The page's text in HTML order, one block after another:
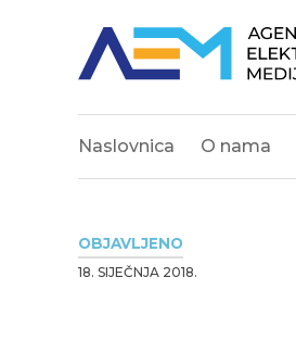
Naslovnica O nama
OBJAVLJENO
18. SIJEČNJA 2018.